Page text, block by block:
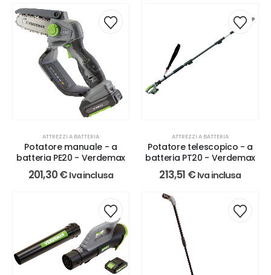
ATTREZZI A BATTERIA
Potatore manuale - a
batteria PE20 - Verdemax
201,30€ Iva inclusa
ATTREZZI A BATTERIA
Potatore telescopico - a
batteria PT20 - Verdemax
213,51 € Iva inclusa